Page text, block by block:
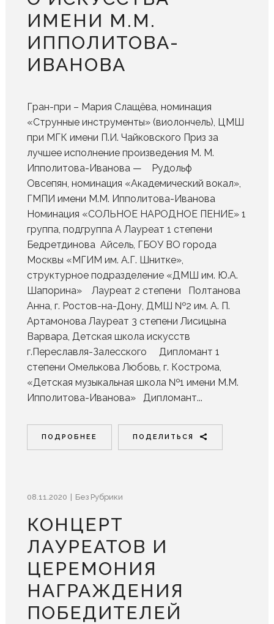
ИМЕНИ М.М.
ИППОЛИТОВА-
ИВАНОВА
Гран-при – Мария Слащёва, номинация
«Струнные инструменты» (виолончель), ЦМШ
при МГК имени П.И. Чайковского Приз за
лучшее исполнение произведения М. М.
Ипполитова-Иванова — Рудольф
Овсепян, номинация «Академический вокал»,
ГМПИ имени М.М. Ипполитова-Иванова
Номинация «СОЛЬНОЕ НАРОДНОЕ ПЕНИЕ» 1
группа, подгруппа А Лауреат 1 степени
Бедретдинова Айсель, ГБОУ ВО города
Москвы «МГИМ им. А.Г. Шнитке»,
структурное подразделение «ДМШ им. Ю.А.
Шапорина» Лауреат 2 степени Полтанова
Анна, г. Ростов-на-Дону, ДМШ №2 им. А. П.
Артамонова Лауреат 3 степени Лисицына
Варвара, Детская школа искусств
г.Переславля-Залесского Дипломант 1
степени Омелькова Любовь, г. Кострома,
«Детская музыкальная школа №1 имени М.М.
Ипполитова-Иванова» Дипломант...
ПОДРОБНЕЕ ПОДЕЛИТЬСЯ
08.11.2020 Без Рубрики
КОНЦЕРТ
ЛАУРЕАТОВ И
ЦЕРЕМОНИЯ
НАГРАЖДЕНИЯ
ПОБЕДИТЕЛЕЙ